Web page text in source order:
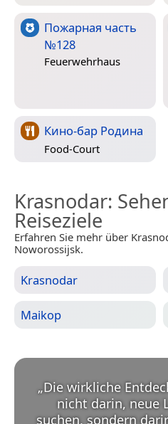
Пожарная часть
№128
Feuerwehrhaus
Кино-бар Родина
Food-Court
Krasnodar:
Reiseziele
Erfahren Sie mehr über
Noworossijsk.
Krasnodar
Maikop
„Die wirkliche
nicht darin, neue
suchen, sondern